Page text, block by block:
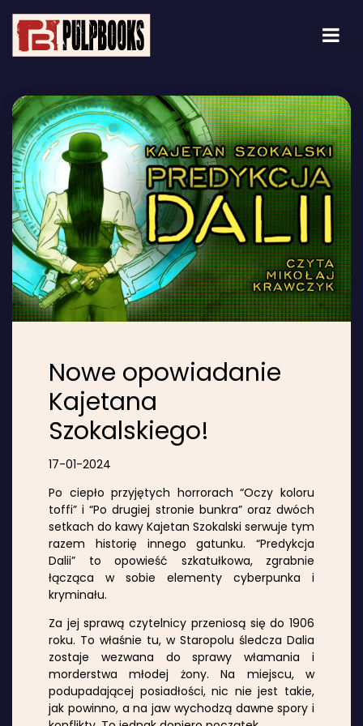
Nowe opowiadanie
Kajetana
Szokalskiego!
17-01-2024
Po ciepło przyjętych horrorach “Oczy koloru
toffi” i “Po drugiej stronie bunkra” oraz dwóch
setkach do kawy Kajetan Szokalski serwuje tym
razem historię innego gatunku. “Predykcja
Dalii” to opowieść szkatułkowa, zgrabnie
łącząca w sobie elementy cyberpunka i
kryminału.
Za jej sprawą czytelnicy przeniosą się do 1906
roku. To właśnie tu, w Staropolu śledcza Dalia
zostaje wezwana do sprawy włamania i
morderstwa młodej żony. Na miejscu, w
podupadającej posiadłości, nic nie jest takie,
jak powinno, a na jaw wychodzą dawne spory i